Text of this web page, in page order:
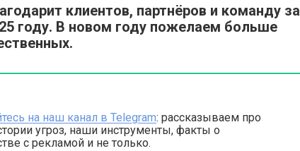
клиентов, партнёров и команду за
году. В новом году пожелаем больше
на наш канал в Telegram: рассказываем про
угроз, наши инструменты, факты о
с рекламой и не только.